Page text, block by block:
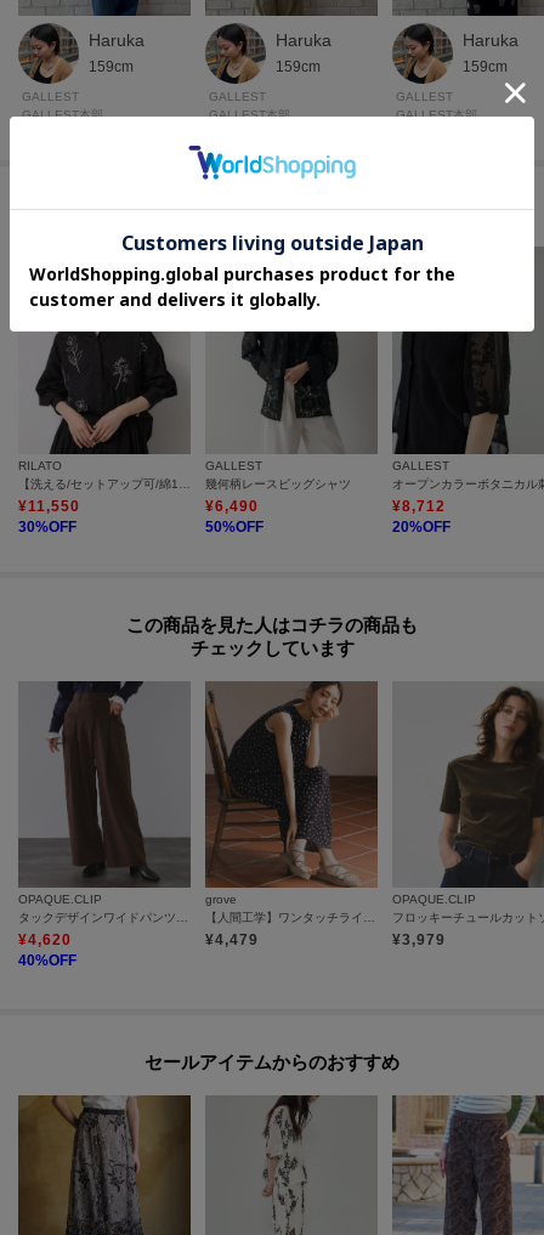
Haruka
159cm
GALLEST
GALLEST本部
Haruka
159cm
GALLEST
GALLEST本部
Haruka
159cm
GALLEST
GALLEST本部
このアイテムに似ているアイテム
RILATO
¥11,550
30%OFF
GALLEST
幾何柄レースビッグシャツ
¥6,490
50%OFF
GALLEST
¥8,712
20%OFF
この商品を見た人はコチラの商品も
チェックしています
OPAQUE.CLIP
¥4,620
40%OFF
grove
¥4,479
OPAQUE.CLIP
¥3,979
セールアイテムからのおすすめ